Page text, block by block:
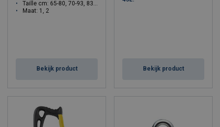
Taille cm: 65-80, 70-93, 83-120
Maat: 1, 2
Bekijk product Bekijk product